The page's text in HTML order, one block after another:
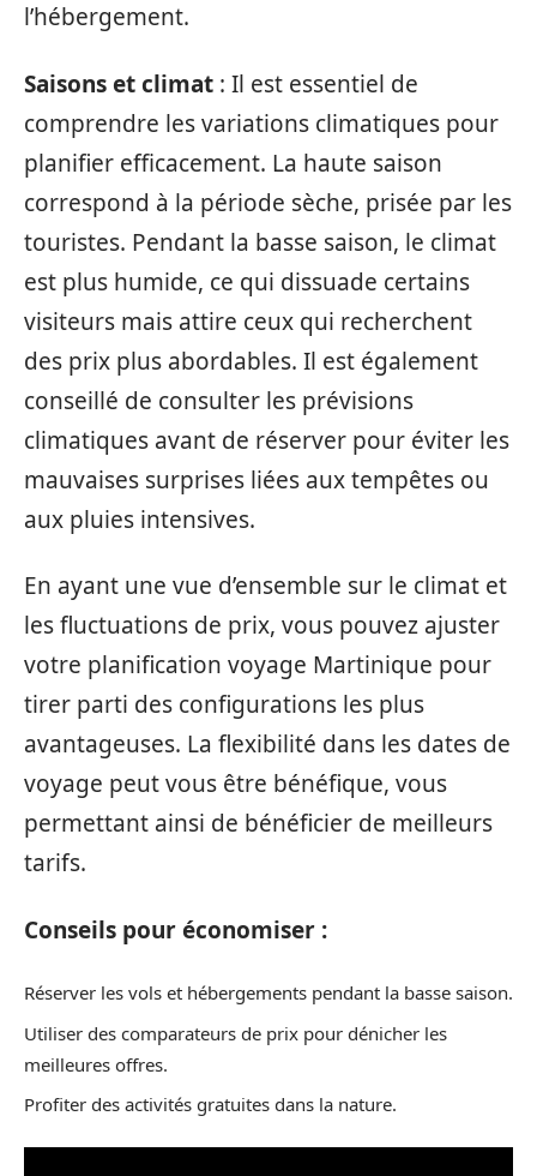
l’hébergement.
Saisons et climat : Il est essentiel de
comprendre les variations climatiques pour
planifier efficacement. La haute saison
correspond à la période sèche, prisée par les
touristes. Pendant la basse saison, le climat
est plus humide, ce qui dissuade certains
visiteurs mais attire ceux qui recherchent
des prix plus abordables. Il est également
conseillé de consulter les prévisions
climatiques avant de réserver pour éviter les
mauvaises surprises liées aux tempêtes ou
aux pluies intensives.
En ayant une vue d’ensemble sur le climat et
les fluctuations de prix, vous pouvez ajuster
votre planification voyage Martinique pour
tirer parti des configurations les plus
avantageuses. La flexibilité dans les dates de
voyage peut vous être bénéfique, vous
permettant ainsi de bénéficier de meilleurs
tarifs.
Conseils pour économiser :
Réserver les vols et hébergements pendant la basse saison.
Utiliser des comparateurs de prix pour dénicher les
meilleures offres.
Profiter des activités gratuites dans la nature.